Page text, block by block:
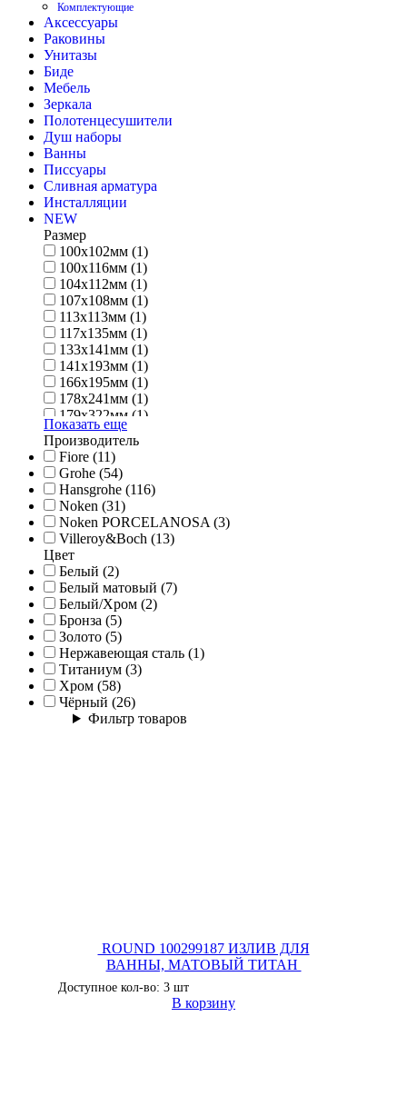
Комплектующие
Аксессуары
Раковины
Унитазы
Биде
Мебель
Зеркала
Полотенцесушители
Душ наборы
Ванны
Писсуары
Сливная арматура
Инсталляции
NEW
Размер
100х102мм (1)
100х116мм (1)
104х112мм (1)
107х108мм (1)
113х113мм (1)
117х135мм (1)
133х141мм (1)
141х193мм (1)
166х195мм (1)
178х241мм (1)
179х322мм (1)
183х234мм (1)
185х231мм (1)
191x248мм (1)
204х259мм (2)
50х104мм (1)
53х101мм (1)
55х100мм (1)
61х92мм (1)
64х107мм (1)
68х97мм (1)
73х114мм (1)
80х91мм (1)
89х93мм (1)
93х108мм (2)
93х98мм (1)
94х119мм (2)
95х110мм (1)
Показать еще
Производитель
Fiore (11)
Grohe (54)
Hansgrohe (116)
Noken (31)
Noken PORCELANOSA (3)
Villeroy&Boch (13)
Цвет
Белый (2)
Белый матовый (7)
Белый/Хром (2)
Бронза (5)
Золото (5)
Нержавеющая сталь (1)
Титаниум (3)
Хром (58)
Чёрный (26)
Фильтр товаров
ROUND 100299187 ИЗЛИВ ДЛЯ
ВАННЫ, МАТОВЫЙ ТИТАН
Доступное кол-во: 3 шт
В корзину